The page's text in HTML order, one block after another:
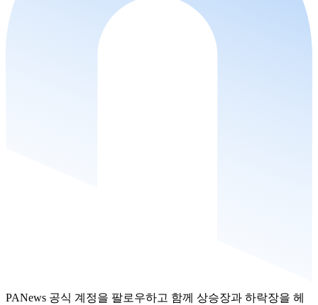
PANews 공식 계정을 팔로우하고 함께 상승장과 하락장을 헤